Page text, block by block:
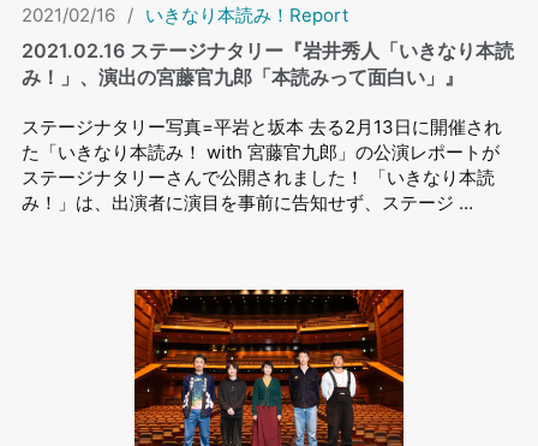
2021/02/16 / いきなり本読み！Report
2021.02.16 ステージナタリー『岩井秀人「いきなり本読
み！」、演出の宮藤官九郎「本読みって面白い」』
ステージナタリー写真=平岩と坂本 去る2月13日に開催され
た「いきなり本読み！ with 宮藤官九郎」の公演レポートが
ステージナタリーさんで公開されました！ 「いきなり本読
み！」は、出演者に演目を事前に告知せず、ステージ …